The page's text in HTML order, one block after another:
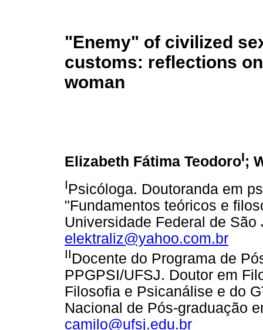
"Enemy" of civilized
customs: reflections
woman
Elizabeth Fátima TeodoroI;
IPsicóloga. Doutoranda em
"Fundamentos teóricos e
Universidade Federal de
elektraliz@yahoo.com.br
IIDocente do Programa de
PPGPSI/UFSJ. Doutor em
Filosofia e Psicanálise e do
Nacional de Pós-graduação
camilo@ufsj.edu.br